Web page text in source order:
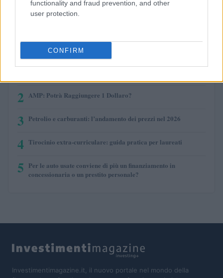
functionality and fraud prevention, and other
user protection.
CONFIRM
kpk ETH Prime
(KPK ETH PRIME)
$2,036.25
PIÙ LETTI
2 AMP: Potrà Raggiungere 1 Dollaro?
3 Petrolio e carburanti: l’andamento dei prezzi nel 2026
4 Tirocinio extra-curriculare: guida pratica per laureati
5 Per le auto usate conviene di più un finanziamento in
concessionaria o un prestito personale?
Investimentimagazine.it, il nuovo portale nel mondo della